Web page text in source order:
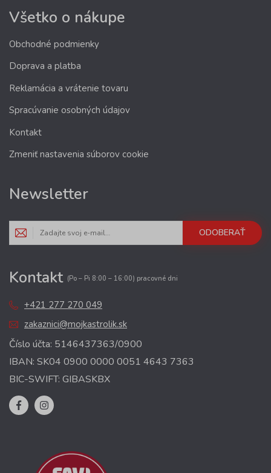
Všetko o nákupe
Obchodné podmienky
Doprava a platba
Reklamácia a vrátenie tovaru
Spracúvanie osobných údajov
Kontakt
Zmeniť nastavenia súborov cookie
Newsletter
ODOBERAŤ
Kontakt (Po – Pi 8:00 – 16:00) pracovné dni
+421 277 270 049
zakaznici@mojkastrolik.sk
Číslo účta: 5146437363/0900
IBAN: SK04 0900 0000 0051 4643 7363
BIC-SWIFT: GIBASKBX